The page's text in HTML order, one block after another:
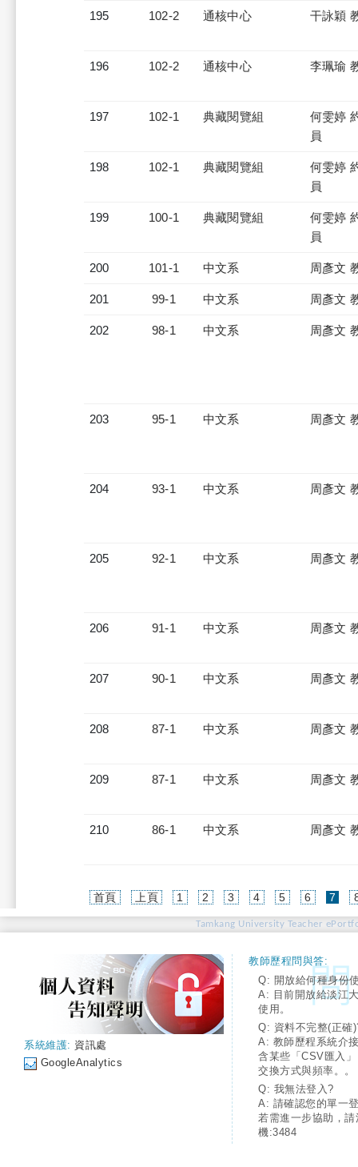
195 102-2 通核中心 干詠穎
196 102-2 通核中心 李珮瑜
197 102-1 典藏閱覽組
何雯婷
員
198 102-1 典藏閱覽組
何雯婷
員
199 100-1 典藏閱覽組
何雯婷
員
200 101-1 中文系 周彥文
201 99-1 中文系 周彥文
202 98-1 中文系 周彥文
203 95-1 中文系 周彥文
204 93-1 中文系 周彥文
205 92-1 中文系 周彥文
206 91-1 中文系 周彥文
207 90-1 中文系 周彥文
208 87-1 中文系 周彥文
209 87-1 中文系 周彥文
210 86-1 中文系 周彥文
首頁 上頁 1 2 3 4 5 6 7
Tamkang University Teacher
系統維護: 資訊處
GoogleAnalytics
教師歷程問與答:
Q: 開放給何種身份
A: 目前開放給淡江
使用。
Q: 資料不完整(正確
A: 教師歷程系統介
含某些「CSV匯入
交換方式與頻率。。
Q: 我無法登入?
A: 請確認您的單一
若需進一步協助，
機:3484